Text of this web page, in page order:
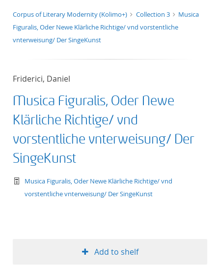
Corpus of Literary Modernity (Kolimo+) Collection 3
Musica
Figuralis, Oder Newe Klärliche Richtige/ vnd vorstentliche
vnterweisung/ Der SingeKunst
Friderici, Daniel
Musica Figuralis, Oder Newe
Klärliche Richtige/ vnd
vorstentliche vnterweisung/ Der
SingeKunst
text/tg.work+xml
Musica Figuralis, Oder Newe Klärliche Richtige/ vnd
vorstentliche vnterweisung/ Der SingeKunst
Add to shelf